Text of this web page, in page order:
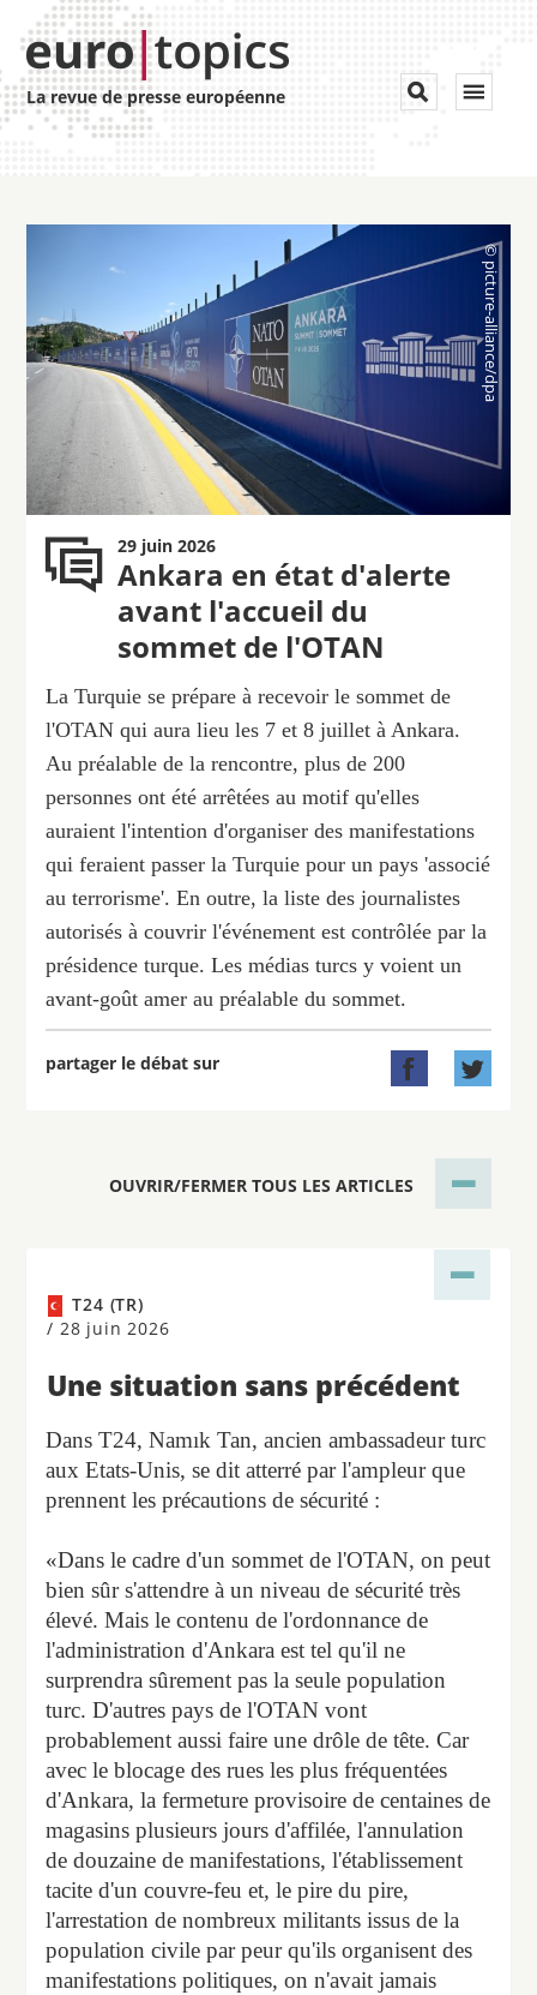
La revue de presse européenne Toggle


29 juin 2026
Ankara en état d'alerte
avant l'accueil du
sommet de l'OTAN
La Turquie se prépare à recevoir le sommet de
l'OTAN qui aura lieu les 7 et 8 juillet à Ankara.
Au préalable de la rencontre, plus de 200
personnes ont été arrêtées au motif qu'elles
auraient l'intention d'organiser des manifestations
qui feraient passer la Turquie pour un pays 'associé
au terrorisme'. En outre, la liste des journalistes
autorisés à couvrir l'événement est contrôlée par la
présidence turque. Les médias turcs y voient un
avant-goût amer au préalable du sommet.
partager le débat sur  
OUVRIR/FERMER TOUS LES ARTICLES
T24 (TR)
/ 28 juin 2026
Une situation sans précédent
Dans T24, Namık Tan, ancien ambassadeur turc
aux Etats-Unis, se dit atterré par l'ampleur que
prennent les précautions de sécurité :
«Dans le cadre d'un sommet de l'OTAN, on peut
bien sûr s'attendre à un niveau de sécurité très
élevé. Mais le contenu de l'ordonnance de
l'administration d'Ankara est tel qu'il ne
surprendra sûrement pas la seule population
turc. D'autres pays de l'OTAN vont
probablement aussi faire une drôle de tête. Car
avec le blocage des rues les plus fréquentées
d'Ankara, la fermeture provisoire de centaines de
magasins plusieurs jours d'affilée, l'annulation
de douzaine de manifestations, l'établissement
tacite d'un couvre-feu et, le pire du pire,
l'arrestation de nombreux militants issus de la
population civile par peur qu'ils organisent des
manifestations politiques, on n'avait jamais